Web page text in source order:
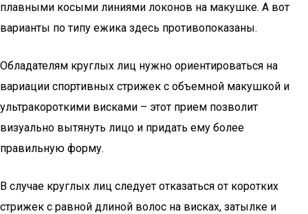
плавными косыми линиями локонов на макушке. А вот
варианты по типу ежика здесь противопоказаны.
Обладателям круглых лиц нужно ориентироваться на
вариации спортивных стрижек с объемной макушкой и
ультракороткими висками – этот прием позволит
визуально вытянуть лицо и придать ему более
правильную форму.
В случае круглых лиц следует отказаться от коротких
стрижек с равной длиной волос на висках, затылке и